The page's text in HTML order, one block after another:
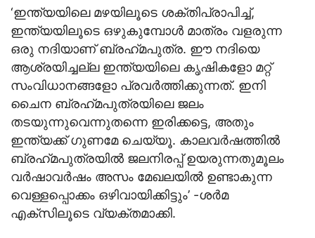
‘ഇന്ത്യയിലെ മഴയിലൂടെ ശക്തിപ്രാപിച്ച്,
ഇന്ത്യയിലൂടെ ഒഴുകുമ്പോള്‍ മാത്രം വളരുന്ന
ഒരു നദിയാണ് ബ്രഹ്‌മപുത്ര. ഈ നദിയെ
ആശ്രയിച്ചല്ല ഇന്ത്യയിലെ കൃഷികളോ മറ്റ്
സംവിധാനങ്ങളോ പ്രവര്‍ത്തിക്കുന്നത്. ഇനി
ചൈന ബ്രഹ്‌മപുത്രയിലെ ജലം
തടയുന്നുവെന്നുതന്നെ ഇരിക്കട്ടെ, അതും
ഇന്ത്യക്ക് ഗുണമേ ചെയ്യൂ. കാലവര്‍ഷത്തില്‍
ബ്രഹ്‌മപുത്രയില്‍ ജലനിരപ്പ് ഉയരുന്നതുമൂലം
വര്‍ഷാവര്‍ഷം അസം മേഖലയില്‍ ഉണ്ടാകുന്ന
വെള്ളപ്പൊക്കം ഒഴിവായിക്കിട്ടും’ -ശര്‍മ
എക്‌സിലൂടെ വ്യക്തമാക്കി.